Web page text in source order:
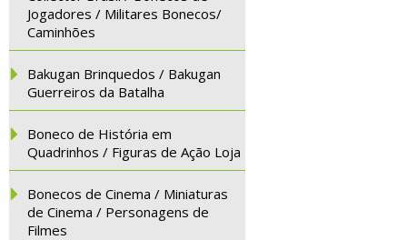
Jogadores / Militares Bonecos/
Caminhões
Bakugan Brinquedos / Bakugan
Guerreiros da Batalha
Boneco de História em
Quadrinhos / Figuras de Ação Loja
Bonecos de Cinema / Miniaturas
de Cinema / Personagens de
Filmes